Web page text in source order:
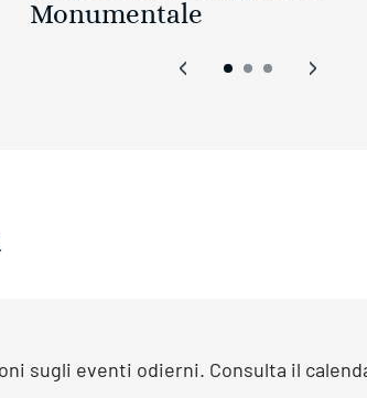
Monumentale
‹ ›
sugli eventi odierni. Consulta il